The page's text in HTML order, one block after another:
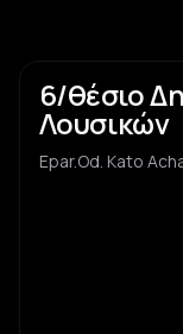
6/θέσιο
Λουσικών
Epar.Od. Kato